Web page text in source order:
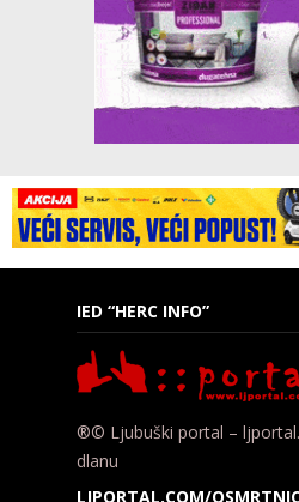
IED “HERC INFO”
®© Ljubuški portal –
dlanu
LJPORTAL.COM/